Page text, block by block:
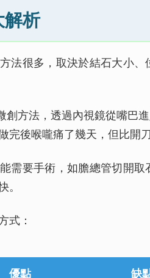
解析
法很多，取決於結石大小
創方法，透過內視鏡從嘴巴
完後喉嚨痛了幾天，但比開刀
需要手術，如膽總管切開
。
式：
優點 缺